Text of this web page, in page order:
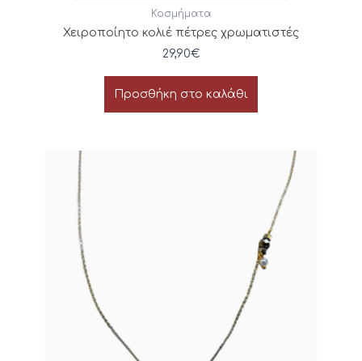
Κοσμήματα
Χειροποίητο κολιέ πέτρες χρωματιστές
29,90€
Προσθήκη στο καλάθι